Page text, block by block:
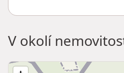
V okolí